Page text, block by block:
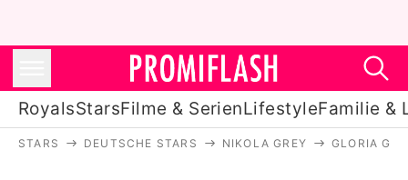
RoyalsStarsFilme & SerienLifestyleFamilie &
STARS DEUTSCHE STARS NIKOLA GREY GLORIA